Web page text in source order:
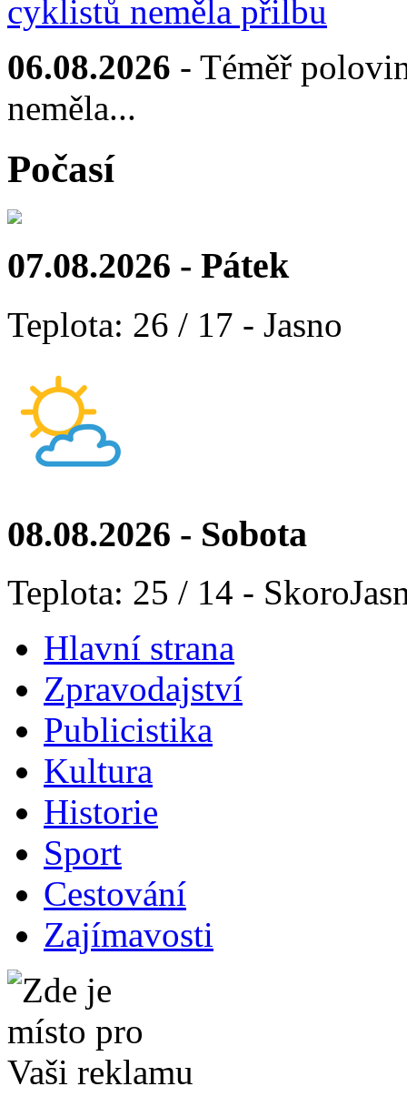
06.08.2026 - Téměř
neměla...
Počasí
07.08.2026 - Pátek
Teplota: 26 / 17 - Jasno
08.08.2026 - Sobota
Teplota: 25 / 14 -
Hlavní strana
Zpravodajství
Publicistika
Kultura
Historie
Sport
Cestování
Zajímavosti